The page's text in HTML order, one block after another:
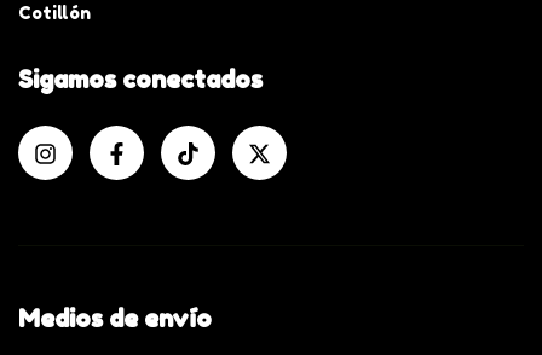
Cotillón
Sigamos conectados
Medios de envío